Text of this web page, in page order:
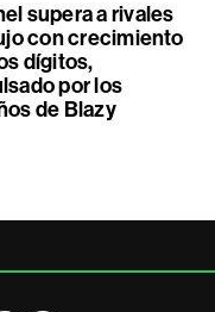
supera a rivales
con crecimiento
dígitos,
por los
de Blazy